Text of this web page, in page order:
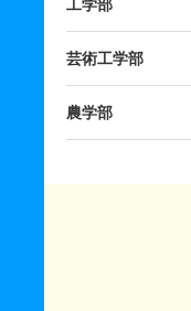
工学部
芸術工学部
農学部